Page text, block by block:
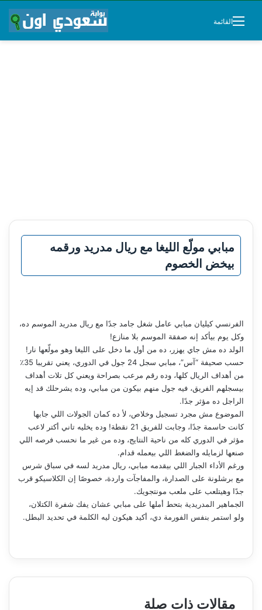
القائمة
مبابي مولّع الليغا مع ريال مدريد ورقمه
بيخض الخصوم
الفرنسي كيليان مبابي عامل شغل جامد جدًا مع ريال مدريد الموسم ده،
وكل يوم بيأكد إنه صفقة الموسم بلا منازع!
الولد ده مش جاي يهزر، ده من أول ما دخل على الليغا وهو مولّعها نار!
حسب صحيفة “آس”، مبابي سجل 24 جول في الدوري، يعني تقريبا 35٪
من أهداف الريال كلها، وده رقم مرعب بصراحة ويعني كل تلات أهداف
بيسجلهم الفريق، فيه جول منهم بيكون من مبابي، وده يشرحلك قد إيه
الراجل ده مؤثر جدًا.
الموضوع مش مجرد تسجيل وخلاص، لأ ده كمان الجولات اللي جابها
كانت حاسمة جدًا، وجابت للفريق 21 نقطة! وده يخليه تاني أكتر لاعب
مؤثر في الدوري كله من ناحية النتايج، وده من غير ما نحسب فرصه اللي
صنعها لزمايله والضغط اللي بيعمله قدام.
ورغم الأداء الجبار اللي بيقدمه مبابي، ريال مدريد لسه في سباق شرس
مع برشلونة على الصدارة، والمفاجآت واردة، خصوصًا إن الكلاسيكو قرب
جدًا وهيتلعب على ملعب مونتجويك.
الجماهير المدريدية بتحط أملها على مبابي عشان يفك شفرة الكتلان،
ولو استمر بنفس الفورمة دي، أكيد هيكون ليه الكلمة في تحديد البطل.
مقالات ذات صلة